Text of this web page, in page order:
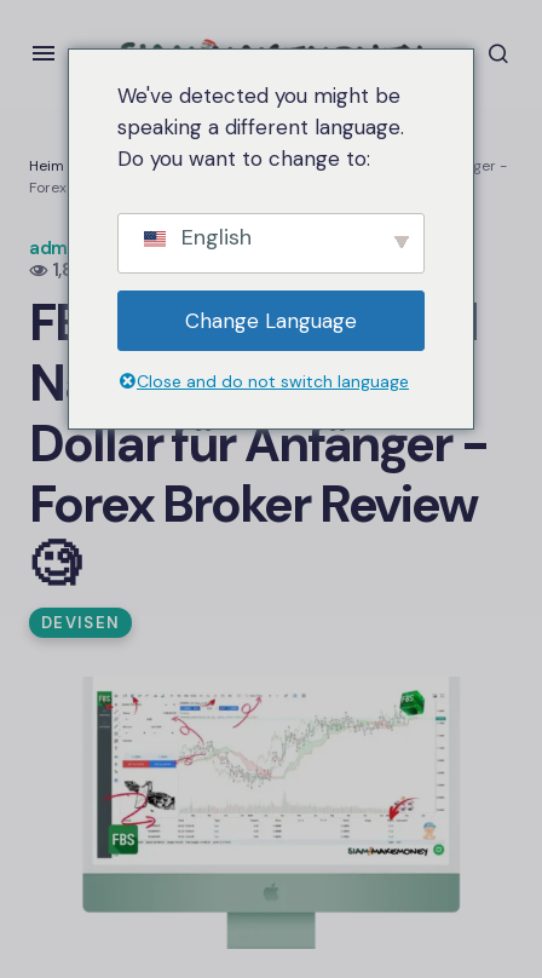
Heim
FBS startet Vor- und Nachteile von 5 US-Dollar für Anfänger -
Forex Broker Review
admin.siammakemoneyAn
1,8K Ansichten
FBS
startet Vor- und
Nachteile von 5 US-
Dollar für Anfänger -
Forex Broker Review
🧐
DEVISEN
We've detected you might be
speaking a different language.
Do you want to change to:
English
Change Language
Close and do not switch language